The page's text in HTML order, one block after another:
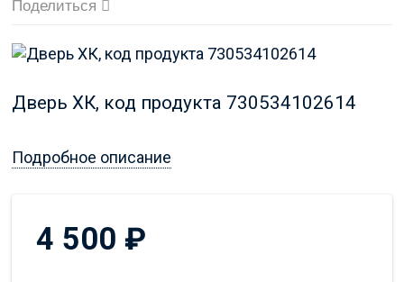
Поделиться
Дверь ХК, код продукта 730534102614
Подробное описание
4 500 ₽